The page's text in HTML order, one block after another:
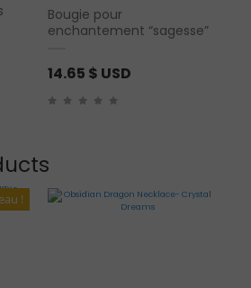
Bougie pour
enchantement “sagesse”
14.65 $ USD
!